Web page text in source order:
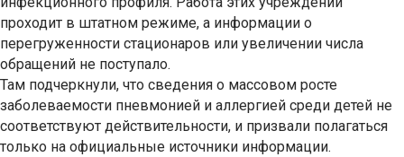
проходит в штатном режиме, а информации о
перегруженности стационаров или увеличении числа
обращений не поступало.
Там подчеркнули, что сведения о массовом росте
заболеваемости пневмонией и аллергией среди детей не
соответствуют действительности, и призвали полагаться
только на официальные источники информации.